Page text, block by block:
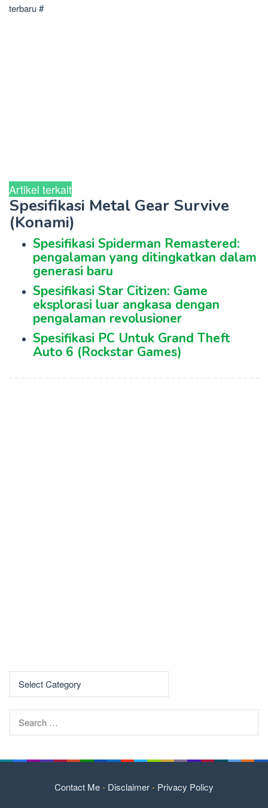
terbaru #
Artikel terkait
Spesifikasi Metal Gear Survive
(Konami)
Spesifikasi Spiderman Remastered:
pengalaman yang ditingkatkan dalam
generasi baru
Spesifikasi Star Citizen: Game
eksplorasi luar angkasa dengan
pengalaman revolusioner
Spesifikasi PC Untuk Grand Theft
Auto 6 (Rockstar Games)
for:
Contact Me- Disclaimer- Privacy Policy